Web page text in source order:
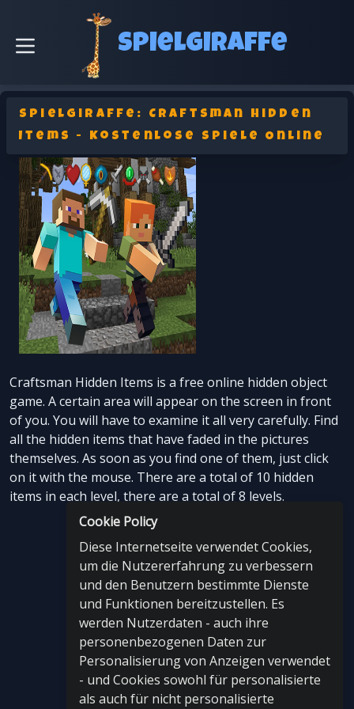
Spielgiraffe
SpielGiraffe: Craftsman Hidden
Items - Kostenlose Spiele Online
Craftsman Hidden Items is a free online hidden object
game. A certain area will appear on the screen in front
of you. You will have to examine it all very carefully. Find
all the hidden items that have faded in the pictures
themselves. As soon as you find one of them, just click
on it with the mouse. There are a total of 10 hidden
items in each level, there are a total of 8 levels.
Cookie Policy
Diese Internetseite verwendet Cookies,
um die Nutzererfahrung zu verbessern
und den Benutzern bestimmte Dienste
und Funktionen bereitzustellen. Es
werden Nutzerdaten - auch ihre
personenbezogenen Daten zur
Personalisierung von Anzeigen verwendet
- und Cookies sowohl für personalisierte
als auch für nicht personalisierte